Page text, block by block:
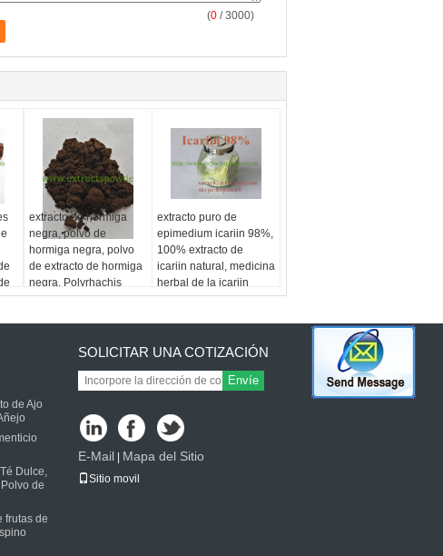
(0 / 3000)
extracto de hormiga
negra, polvo de
hormiga negra, polvo
de extracto de hormiga
negra, Polyrhachis
vicina Roger Extract,
extracto puro de
epimedium icariin 98%,
100% extracto de
icariin natural, medicina
herbal de la icariin
de Ajo
Dulce,
de
frutas de
SOLICITAR UNA COTIZACIÓN
Envíe
E-Mail | Mapa del Sitio
Sitio movil